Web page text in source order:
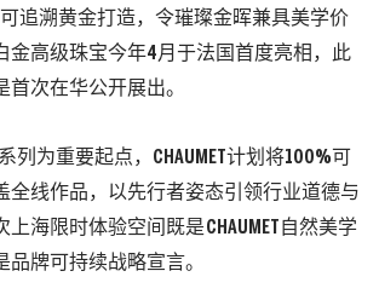
追溯黄金打造，令璀璨金晖兼具美学价
金高级珠宝今年4月于法国首度亮相，此
首次在华公开展出。
列为重要起点，CHAUMET计划将100%可
全线作品，以先行者姿态引领行业道德与
海限时体验空间既是 CHAUMET自然美学
品牌可持续战略宣言。